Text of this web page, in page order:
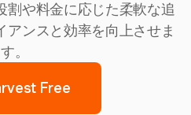
割や料金に応じた柔軟な追
アンスと効率を向上させま
す。
Free